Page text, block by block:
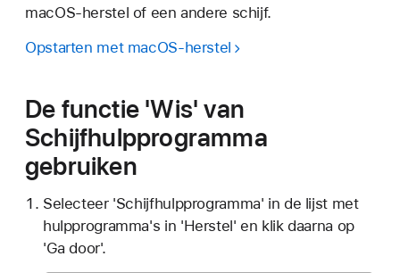
macOS-herstel of een andere schijf.
Opstarten met macOS-herstel
De functie 'Wis' van
Schijfhulpprogramma
gebruiken
Selecteer 'Schijfhulpprogramma' in de lijst met
hulpprogramma's in 'Herstel' en klik daarna op
'Ga door'.